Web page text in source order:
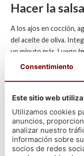
Hacer la salsa
A los ajos en cocción,
del aceite de oliva.
un minuto más. Luego
la potencia del fuego.
Pasado este tiempo, es
gusto revuelve todos
cocina por unos quince
Consentimiento
Este sitio web
Utilizamos cookies
anuncios,
analizar nuestro
información sobre
socios de redes